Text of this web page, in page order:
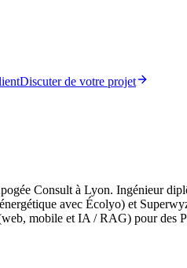
Discuter de votre projet
Consult à Lyon. Ingénieur
avec Écolyo) et
mobile et IA / RAG) pour des